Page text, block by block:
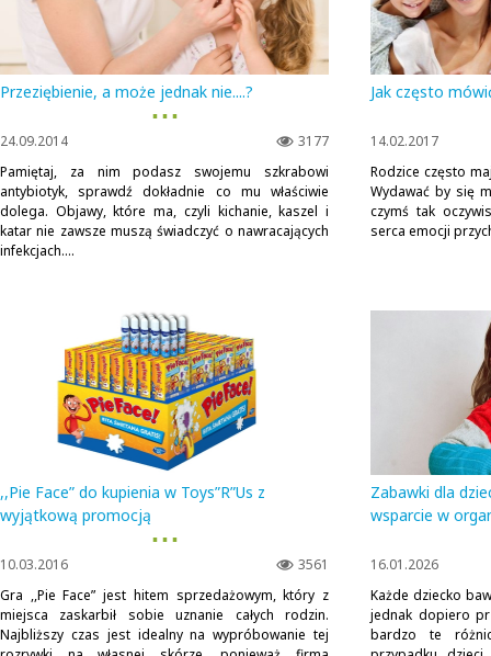
Przeziębienie, a może jednak nie....?
▪ ▪ ▪
3177
24.09.2014
Pamiętaj, za nim podasz swojemu szkrabowi
antybiotyk, sprawdź dokładnie co mu właściwie
dolega. Objawy, które ma, czyli kichanie, kaszel i
katar nie zawsze muszą świadczyć o nawracających
infekcjach....
Jak często
14.02.2017
Rodzice często
Wydawać by się
czymś tak
serca emocji
,,Pie Face” do kupienia w Toys”R”Us z
wyjątkową promocją
▪ ▪ ▪
3561
10.03.2016
Gra ,,Pie Face” jest hitem sprzedażowym, który z
miejsca zaskarbił sobie uznanie całych rodzin.
Najbliższy czas jest idealny na wypróbowanie tej
Zabawki dla
wsparcie w
16.01.2026
Każde dziecko
jednak dopiero
bardzo te